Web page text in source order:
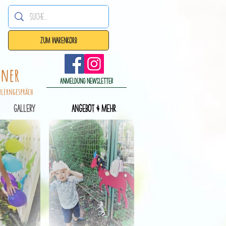
Anmeldung Newsletter
Zum Warenkorb
Gallery Angebot & mehr